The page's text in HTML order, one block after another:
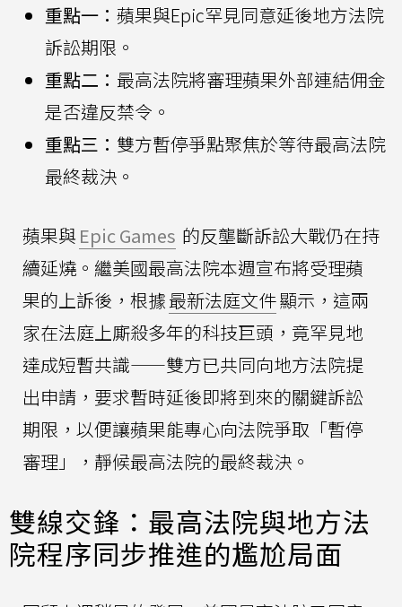
重點一： 蘋果與Epic罕見同意延後地方法院
訴訟期限。
重點二： 最高法院將審理蘋果外部連結佣金
是否違反禁令。
重點三： 雙方暫停爭點聚焦於等待最高法院
最終裁決。
蘋果與 Epic Games 的反壟斷訴訟大戰仍在持
續延燒。繼美國最高法院本週宣布將受理蘋
果的上訴後，根據最新法庭文件顯示，這兩
家在法庭上廝殺多年的科技巨頭，竟罕見地
達成短暫共識——雙方已共同向地方法院提
出申請，要求暫時延後即將到來的關鍵訴訟
期限，以便讓蘋果能專心向法院爭取「暫停
審理」，靜候最高法院的最終裁決。
雙線交鋒：最高法院與地方法
院程序同步推進的尷尬局面